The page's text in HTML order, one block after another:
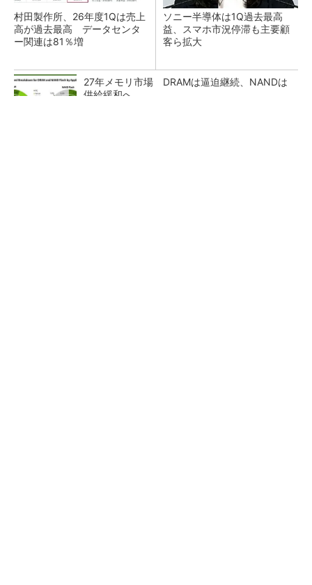
村田製作所、26年度1Qは売上
高が過去最高 データセンタ
ー関連は81％増
ソニー半導体は1Q過去最高
益、スマホ市況停滞も主要顧
客ら拡大
27年メモリ市場 DRAMは逼迫継続、NANDは
供給緩和へ